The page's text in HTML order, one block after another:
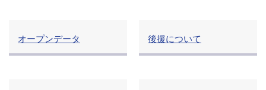
オープンデータ 後援について